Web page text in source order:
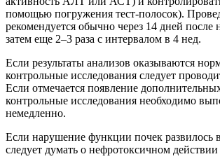
помощью погружения тест-полосок).
рекомендуется обычно через 14 дней после
затем еще 2–3 раза с интервалом в 4 нед.
Если результаты анализов оказываются
контрольные исследования следует
Если отмечается появление
контрольные исследования необходимо
немедленно.
Если нарушение функции почек развилось
следует думать о нефротоксичном действии